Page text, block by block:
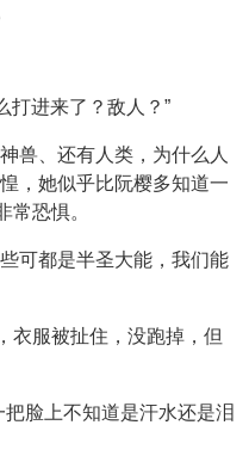
打进来了？敌人？”
兽、还有人类，为什么人
，她似乎比阮樱多知道一
常恐惧。
可都是半圣大能，我们能
衣服被扯住，没跑掉，但
把脸上不知道是汗水还是泪